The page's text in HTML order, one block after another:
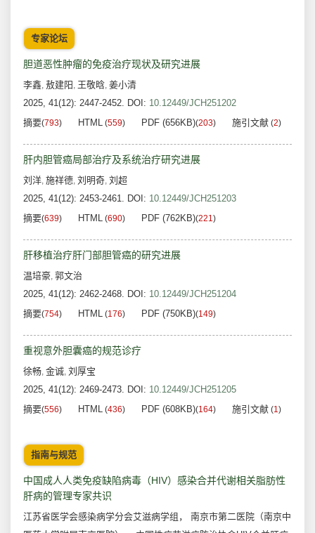
专家论坛
胆道恶性肿瘤的免疫治疗现状及研究进展
李鑫, 敖建阳 , 王敬晗, 姜小清
2025, 41(12): 2447-2452. DOI: 10.12449/JCH251202
摘要(793) HTML (559) PDF (656KB)(203) 施引文献 (2)
肝内胆管癌局部治疗及系统治疗研究进展
刘洋, 施祥德, 刘明奇, 刘超
2025, 41(12): 2453-2461. DOI: 10.12449/JCH251203
摘要(639) HTML (690) PDF (762KB)(221)
肝移植治疗肝门部胆管癌的研究进展
温培豪, 郭文治
2025, 41(12): 2462-2468. DOI: 10.12449/JCH251204
摘要(754) HTML (176) PDF (750KB)(149)
重视意外胆囊癌的规范诊疗
徐畅, 金诚, 刘厚宝
2025, 41(12): 2469-2473. DOI: 10.12449/JCH251205
摘要(556) HTML (436) PDF (608KB)(164) 施引文献 (1)
指南与规范
中国成人人类免疫缺陷病毒（HIV）感染合并代谢相关脂肪性
肝病的管理专家共识
江苏省医学会感染病学分会艾滋病学组， 南京市第二医院（南京中